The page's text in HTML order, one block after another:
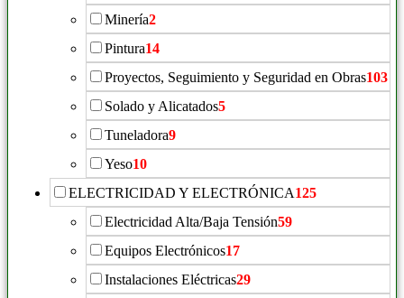
Minería2
Pintura14
Proyectos, Seguimiento y Seguridad en Obras103
Solado y Alicatados5
Tuneladora9
Yeso10
ELECTRICIDAD Y ELECTRÓNICA125
Electricidad Alta/Baja Tensión59
Equipos Electrónicos17
Instalaciones Eléctricas29